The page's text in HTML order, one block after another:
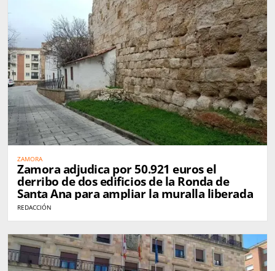
ZAMORA
Zamora adjudica por 50.921 euros el
derribo de dos edificios de la Ronda de
Santa Ana para ampliar la muralla liberada
REDACCIÓN